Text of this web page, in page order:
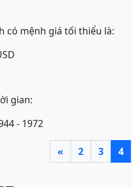
có mệnh giá tối thiểu là:
gian:
- 1972
« 2 3 4